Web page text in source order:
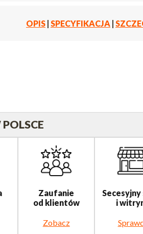
OPIS | SPECYFIKACJA |
Zaufanie
od klientów
Zobacz
Secesyjny
i